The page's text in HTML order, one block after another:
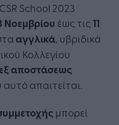
School 2023
Νοεμβρίου έως τις11
αγγλικά, υβριδικά
Κολλεγίου
αποστάσεως
απαιτείται.
μπορεί